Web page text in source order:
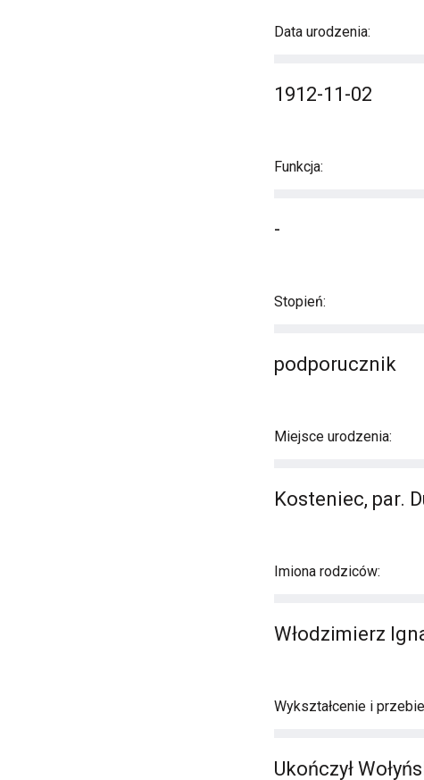
Data urodzenia:
1912-11-02
Funkcja:
-
Stopień:
podporucznik
Miejsce urodzenia:
Kosteniec, par.
Imiona rodziców:
Włodzimierz
Wykształcenie i
Ukończył